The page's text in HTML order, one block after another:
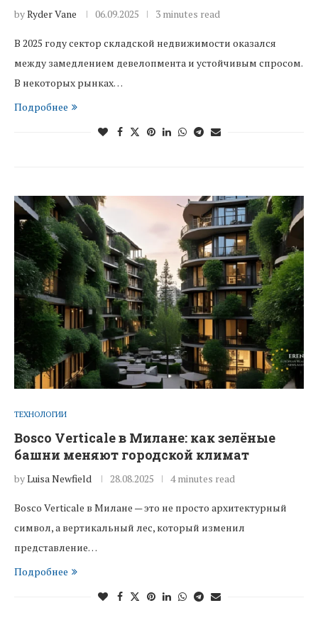
byRyder Vane 06.09.2025 3 minutes read
В 2025 году сектор складской недвижимости оказался
между замедлением девелопмента и устойчивым спросом.
В некоторых рынках…
Подробнее
ТЕХНОЛОГИИ
Bosco Verticale в Милане: как зелёные
башни меняют городской климат
byLuisa Newfield 28.08.2025 4 minutes read
Bosco Verticale в Милане — это не просто архитектурный
символ, а вертикальный лес, который изменил
представление…
Подробнее